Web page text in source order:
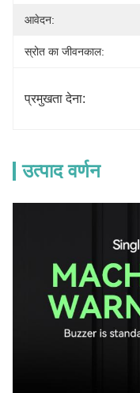
आवेदन:
स्रोत का जीवनकाल:
प्रमुखता देना:
उत्पाद वर्णन